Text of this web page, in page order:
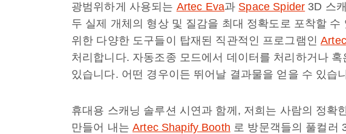
광범위하게 사용되는 Artec Eva과 Space Spider 3D 스
두 실제 개체의 형상 및 질감을 최대 정확도로 포착할
위한 다양한 도구들이 탑재된 직관적인 프로그램인
처리합니다. 자동조종 모드에서 데이터를 처리하거나
있습니다. 어떤 경우이든 뛰어날 결과물을 얻을 수 있습
휴대용 스캐닝 솔루션 시연과 함께, 저희는 사람의 정확
만들어 내는Artec Shapify Booth 로 방문객들의 풀컬러